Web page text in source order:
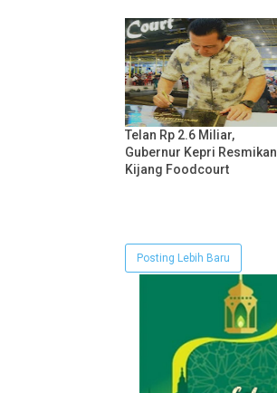
Telan Rp 2.6 Miliar,
Gubernur Kepri Resmikan
Kijang Foodcourt
Posting Lebih Baru